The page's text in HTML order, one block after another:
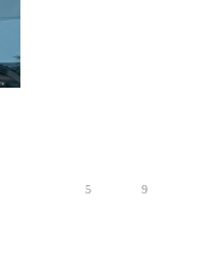
5 9